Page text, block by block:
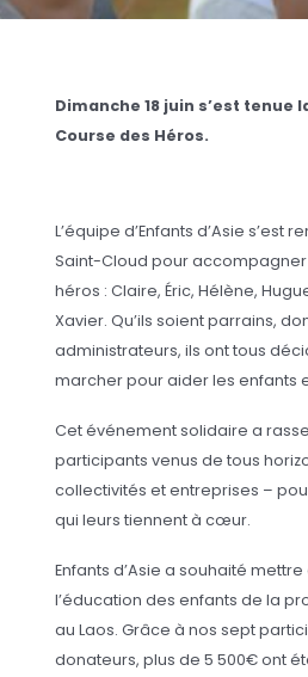
Dimanche 18 juin s’est tenue
Course des Héros.
L’équipe d’Enfants d’Asie s’est
Saint-Cloud pour
héros : Claire, Éric, Hélène,
Xavier. Qu’ils soient parrains,
administrateurs, ils ont tous
marcher pour aider les enfants
Cet événement solidaire a
participants venus de tous
collectivités et entreprises –
qui leurs tiennent à cœur.
Enfants d’Asie a souhaité
l’éducation des enfants de la
au Laos. Grâce à nos sept
donateurs, plus de 5 500€ ont